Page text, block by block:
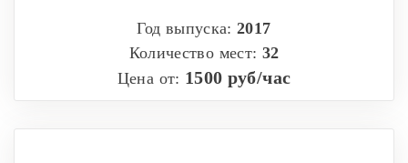
Год выпуска:2017
Количество мест: 32
Цена от: 1500 руб/час